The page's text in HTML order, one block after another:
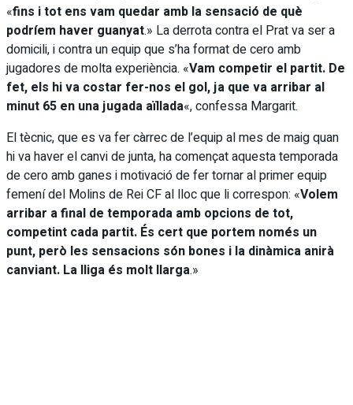
«fins i tot ens vam quedar amb la sensació de què
podríem haver guanyat.» La derrota contra el Prat va ser a
domicili, i contra un equip que s’ha format de cero amb
jugadores de molta experiència. «Vam competir el partit. De
fet, els hi va costar fer-nos el gol, ja que va arribar al
minut 65 en una jugada aïllada«, confessa Margarit.
El tècnic, que es va fer càrrec de l’equip al mes de maig quan
hi va haver el canvi de junta, ha començat aquesta temporada
de cero amb ganes i motivació de fer tornar al primer equip
femení del Molins de Rei CF al lloc que li correspon: «Volem
arribar a final de temporada amb opcions de tot,
competint cada partit. És cert que portem només un
punt, però les sensacions són bones i la dinàmica anirà
canviant. La lliga és molt llarga.»